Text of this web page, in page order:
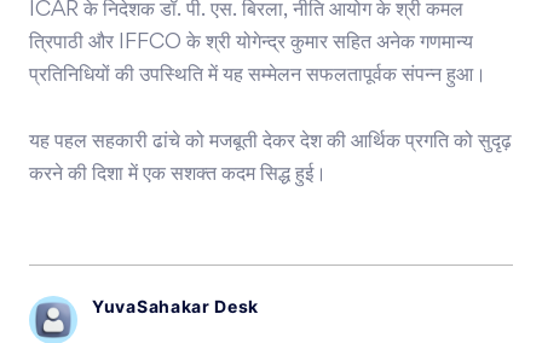
ICAR के निदेशक डॉ. पी. एस. बिरला, नीति आयोग के श्री कमल
त्रिपाठी और IFFCO के श्री योगेन्द्र कुमार सहित अनेक गणमान्य
प्रतिनिधियों की उपस्थिति में यह सम्मेलन सफलतापूर्वक संपन्न हुआ।
यह पहल सहकारी ढांचे को मजबूती देकर देश की आर्थिक प्रगति को सुदृढ़
करने की दिशा में एक सशक्त कदम सिद्ध हुई।
YuvaSahakar Desk